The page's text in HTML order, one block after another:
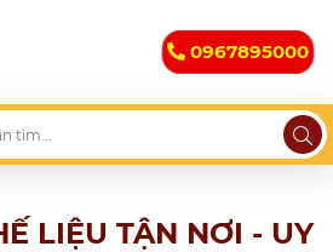
0967895000
LIỆU TẬN NƠI - UY